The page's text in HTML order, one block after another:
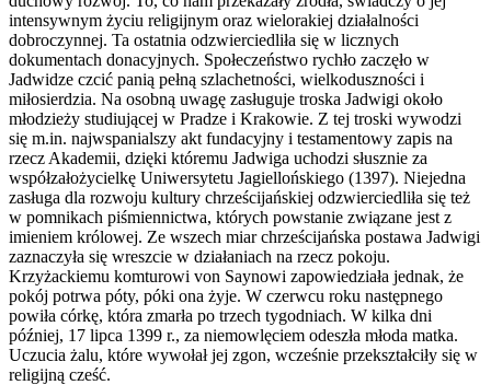
intensywnym życiu religijnym oraz wielorakiej działalności
dobroczynnej. Ta ostatnia odzwierciedliła się w licznych
dokumentach donacyjnych. Społeczeństwo rychło zaczęło w
Jadwidze czcić panią pełną szlachetności, wielkoduszności i
miłosierdzia. Na osobną uwagę zasługuje troska Jadwigi około
młodzieży studiującej w Pradze i Krakowie. Z tej troski wywodzi
się m.in. najwspanialszy akt fundacyjny i testamentowy zapis na
rzecz Akademii, dzięki któremu Jadwiga uchodzi słusznie za
współzałożycielkę Uniwersytetu Jagiellońskiego (1397). Niejedna
zasługa dla rozwoju kultury chrześcijańskiej odzwierciedliła się też
w pomnikach piśmiennictwa, których powstanie związane jest z
imieniem królowej. Ze wszech miar chrześcijańska postawa Jadwigi
zaznaczyła się wreszcie w działaniach na rzecz pokoju.
Krzyżackiemu komturowi von Saynowi zapowiedziała jednak, że
pokój potrwa póty, póki ona żyje. W czerwcu roku następnego
powiła córkę, która zmarła po trzech tygodniach. W kilka dni
później, 17 lipca 1399 r., za niemowlęciem odeszła młoda matka.
Uczucia żalu, które wywołał jej zgon, wcześnie przekształciły się w
religijną cześć.